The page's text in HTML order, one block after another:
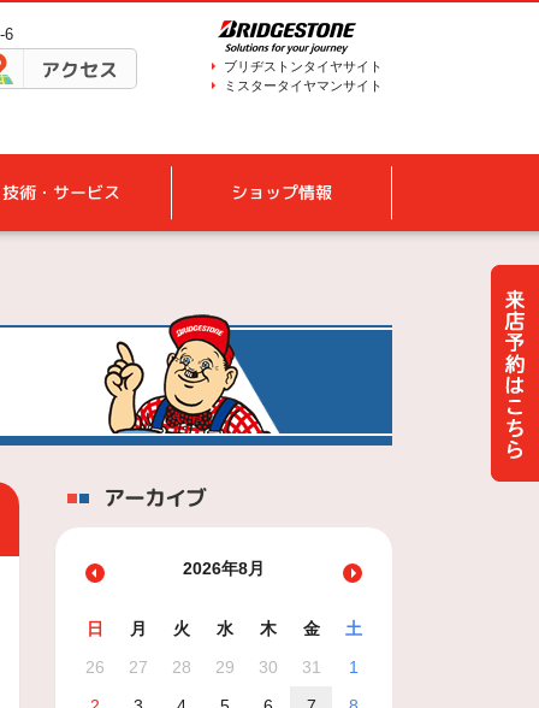
6
アクセス
ブリヂストンタイヤサイト
ミスタータイヤマンサイト
技術・サービス ショップ情報
アーカイブ
2026年8月
日 月 火 水 木 金
土
26
27 28 29 30 31
1